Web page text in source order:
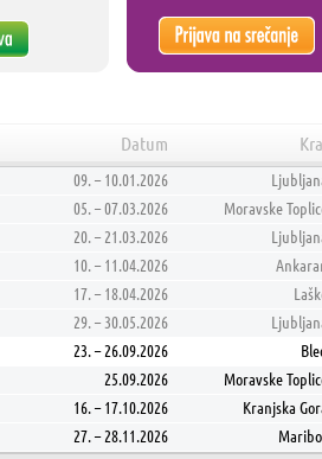
Datum
09. – 10.01.2026
05. – 07.03.2026
Moravske
20. – 21.03.2026
10. – 11.04.2026
17. – 18.04.2026
29. – 30.05.2026
23. – 26.09.2026
25.09.2026
Moravske
16. – 17.10.2026
Kranjska
27. – 28.11.2026